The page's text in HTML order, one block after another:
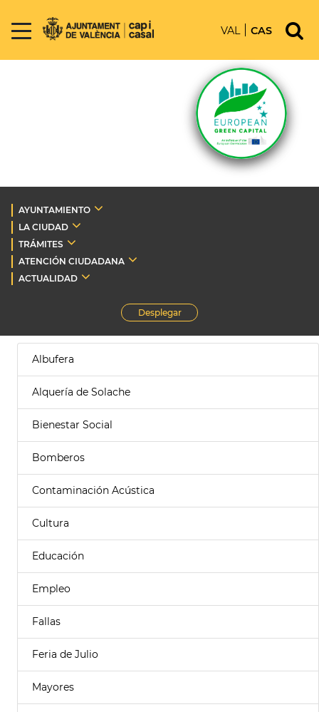
VAL CAS
AYUNTAMIENTO
LA CIUDAD
TRÁMITES
ATENCIÓN CIUDADANA
ACTUALIDAD
Desplegar
Albufera
Alquería de Solache
Bienestar Social
Bomberos
Contaminación Acústica
Cultura
Educación
Empleo
Fallas
Feria de Julio
Mayores